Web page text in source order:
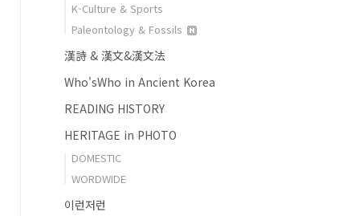
K-Culture & Sports
Paleontology & Fossils
漢詩 & 漢文&漢文法
Who'sWho in Ancient Korea
READING HISTORY
HERITAGE in PHOTO
DOMESTIC
WORDWIDE
이런저런